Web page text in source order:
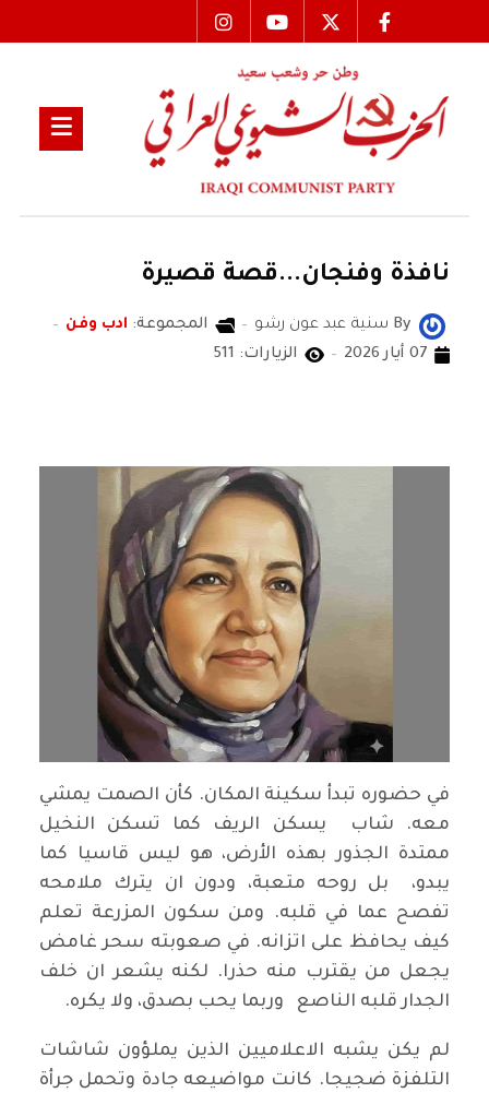
نافذة وفنجان...قصة قصيرة
By سنية عبد عون رشو المجموعة: ادب وفن
07 أيار 2026
الزيارات: 511
في حضوره تبدأ سكينة المكان. كأن الصمت يمشي
معه. شاب يسكن الريف كما تسكن النخيل
ممتدة الجذور بهذه الأرض، هو ليس قاسيا كما
يبدو، بل روحه متعبة، ودون ان يترك ملامحه
تفصح عما في قلبه. ومن سكون المزرعة تعلم
كيف يحافظ على اتزانه. في صعوبته سحر غامض
يجعل من يقترب منه حذرا. لكنه يشعر ان خلف
الجدار قلبه الناصع وربما يحب بصدق، ولا يكره.
لم يكن يشبه الاعلاميين الذين يملؤون شاشات
التلفزة ضجيجا. كانت مواضيعه جادة وتحمل جرأة